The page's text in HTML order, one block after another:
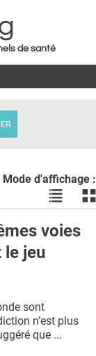
de santé
Mode d'affichage :
Voir
les
en
les
voies
le jeu
sont
n’est plus
que ...